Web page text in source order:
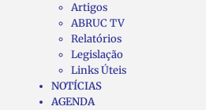
Artigos
ABRUC TV
Relatórios
Legislação
Links Úteis
NOTÍCIAS
AGENDA